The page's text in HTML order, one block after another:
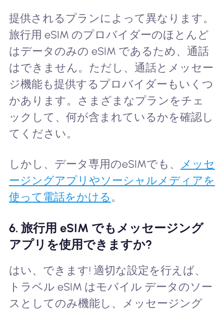
提供されるプランによって異なります。
旅行用 eSIM のプロバイダーのほとんど
はデータのみの eSIM であるため、通話
はできません。ただし、通話とメッセー
ジ機能も提供するプロバイダーもいくつ
かあります。さまざまなプランをチェ
ックして、何が含まれているかを確認し
てください。
しかし、データ専用のeSIMでも、
メッセ
ージングアプリやソーシャルメディアを
使って電話をかける 。
6. 旅行用 eSIM でもメッセージング
アプリを使用できますか?
はい、できます! 適切な設定を行えば、
トラベル eSIM はモバイル データのソー
スとしてのみ機能し、メッセージング